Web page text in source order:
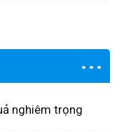
nghiêm trọng